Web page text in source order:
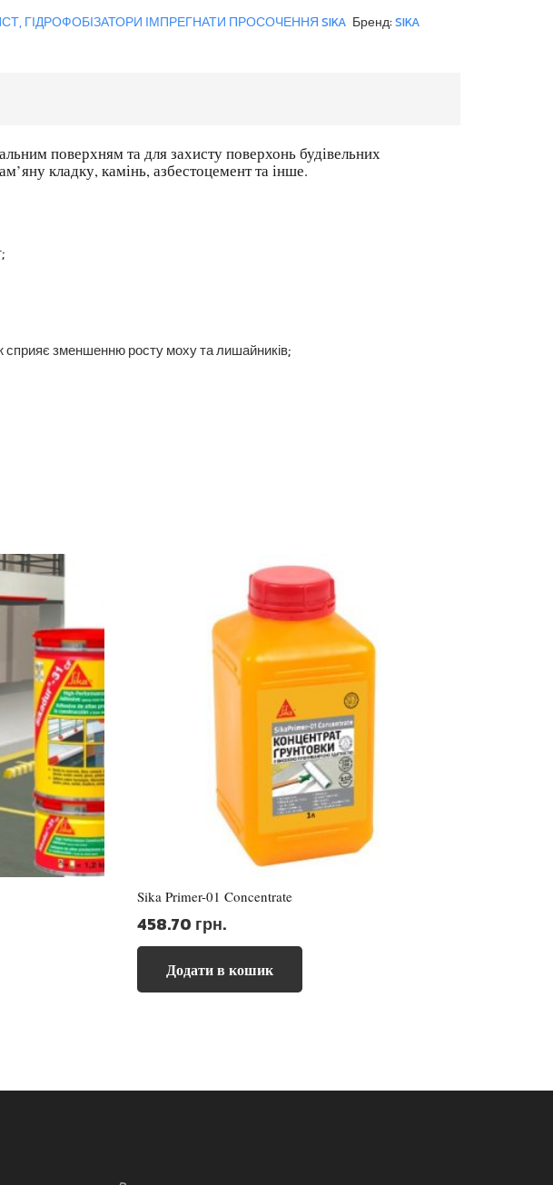
ГІДРОФОБІЗАТОРИ ІМПРЕГНАТИ ПРОСОЧЕННЯ SIKA Бренд:SIKA
поверхням та для захисту поверхонь будівельних
кладку, камінь, азбестоцемент та інше.
сприяє зменшенню росту моху та лишайників;
Sika Primer-01 Concentrate
458.70 грн.
Додати в кошик